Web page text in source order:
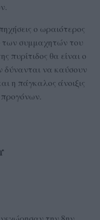
ο ωραιότερος
των συμμαχητών του
πυρίτιδος θα είναι ο
δύνανται να καύσουν
η πάγκαλος άνοιξις